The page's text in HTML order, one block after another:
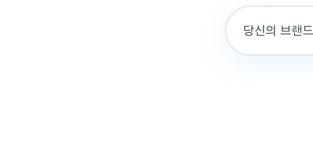
당신의 브랜